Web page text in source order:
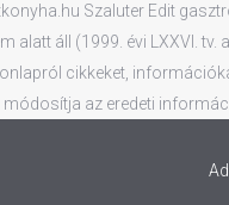
Szaluter Edit
alatt áll (1999. évi LXXVI.
cikkeket,
az eredeti